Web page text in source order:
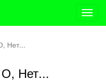
Нет...
Нет...